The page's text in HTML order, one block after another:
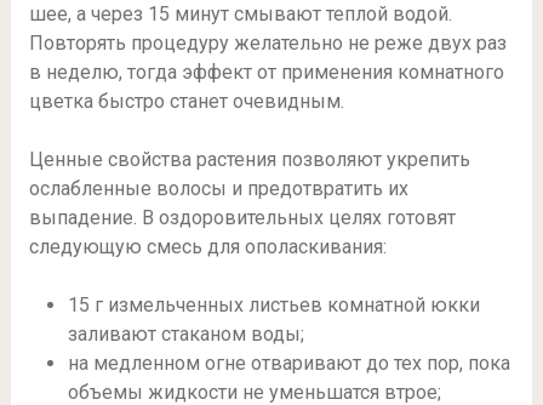
шее, а через 15 минут смывают теплой водой.
Повторять процедуру желательно не реже двух раз
в неделю, тогда эффект от применения комнатного
цветка быстро станет очевидным.
Ценные свойства растения позволяют укрепить
ослабленные волосы и предотвратить их
выпадение. В оздоровительных целях готовят
следующую смесь для ополаскивания:
15 г измельченных листьев комнатной юкки
заливают стаканом воды;
на медленном огне отваривают до тех пор, пока
объемы жидкости не уменьшатся втрое;